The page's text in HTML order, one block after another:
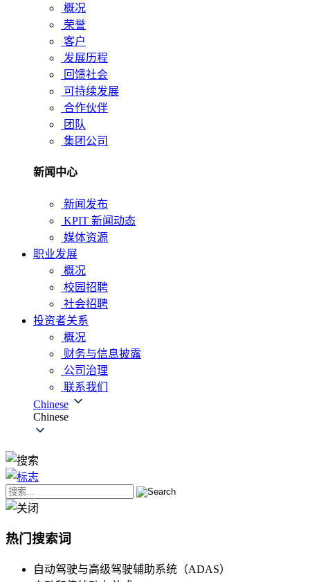
概况
荣誉
客户
发展历程
回馈社会
可持续发展
合作伙伴
团队
集团公司
新闻中心
新闻发布
KPIT 新闻动态
媒体资源
职业发展
概况
校园招聘
社会招聘
投资者关系
概况
财务与信息披露
公司治理
联系我们
Chinese
Chinese
热门搜索词
自动驾驶与高级驾驶辅助系统（ADAS）